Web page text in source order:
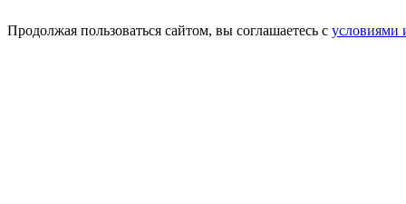
Продолжая пользоваться сайтом, вы соглашаетесь с условиями